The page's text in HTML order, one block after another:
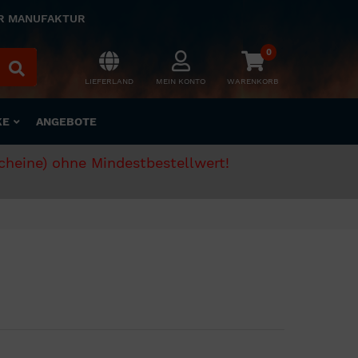
MANUFAKTUR
LIEFERLAND MEIN KONTO
0
WARENKORB
ANGEBOTE
ohne Mindestbestellwert!